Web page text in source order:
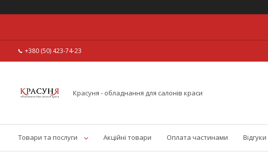
+380 (50) 423-74-23
Красуня - обладнання для салонів краси
Товари та послуги Акційні товари Оплата частинами Відгуки